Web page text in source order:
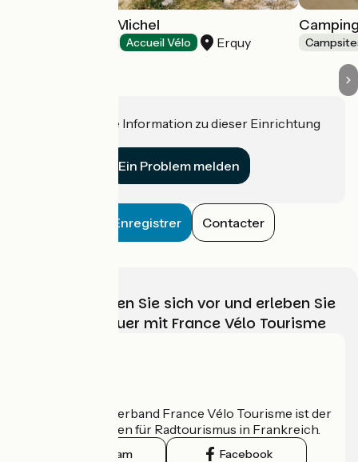
Camping Saint-Michel
Accueil Vélo Erquy
Haben Sie eine Information zu dieser Einrichtung
Ein Problem melden
Enregistrer Contacter
Wählen, bereiten Sie sich vor und erleben Sie
Ihr Radabenteuer mit France Vélo Tourisme
Der nationale Verband France Vélo Tourisme ist der
offizielle Leitfaden für Radtourismus in Frankreich.
Instagram Facebook